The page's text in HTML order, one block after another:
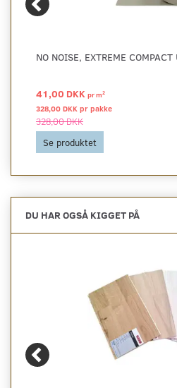
NO NOISE, EXTREME
41,00 DKK prm2
328,00 DKK pr pakke
328,00 DKK
Se produktet
DU HAR OGSÅ KIGGET PÅ